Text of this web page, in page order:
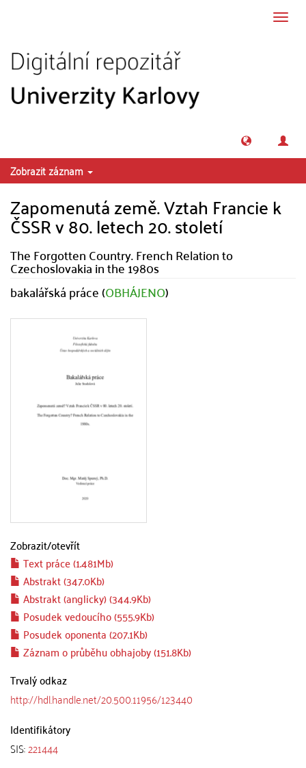
Zobrazit záznam
Zapomenutá země. Vztah Francie k
ČSSR v 80. letech 20. století
The Forgotten Country. French Relation to
Czechoslovakia in the 1980s
bakalářská práce (OBHÁJENO)
Zobrazit/otevřít
Text práce (1.481Mb)
Abstrakt (347.0Kb)
Abstrakt (anglicky) (344.9Kb)
Posudek vedoucího (555.9Kb)
Posudek oponenta (207.1Kb)
Záznam o průběhu obhajoby (151.8Kb)
Trvalý odkaz
http://hdl.handle.net/20.500.11956/123440
Identifikátory
SIS:221444